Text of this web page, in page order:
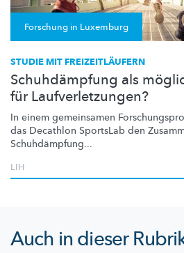
Forschung in Luxemburg
STUDIE MIT FREIZEITLÄUFERN
Schuhdämpfung als
für Laufverletzungen?
In einem gemeinsamen
das Decathlon SportsLab den
Schuhdämpfung...
LIH
Auch in dieser